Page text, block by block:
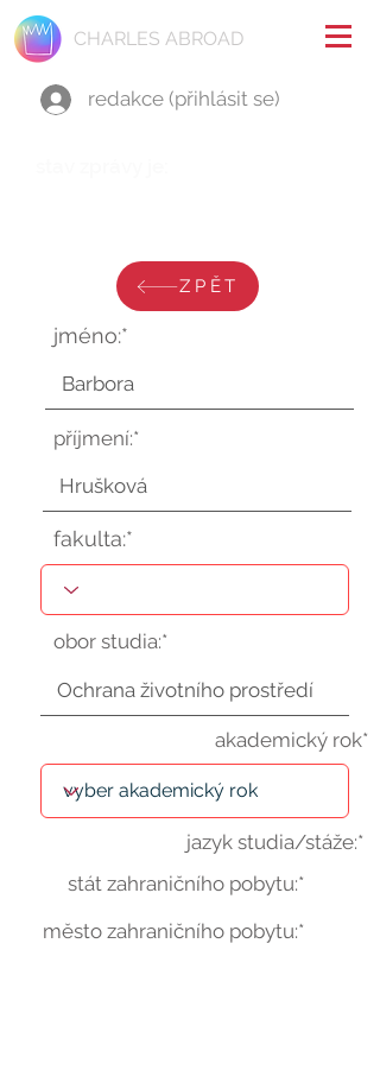
CHARLES ABROAD
redakce (přihlásit se)
ZPĚT
jméno:*
příjmení:*
fakulta:*
obor studia:*
akademický rok*
jazyk studia/stáže:*
stát zahraničního pobytu:*
město zahraničního pobytu:*